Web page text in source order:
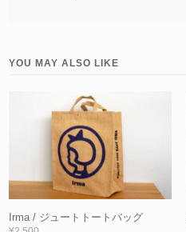
YOU MAY ALSO LIKE
Irma / ジュートトートバッグ